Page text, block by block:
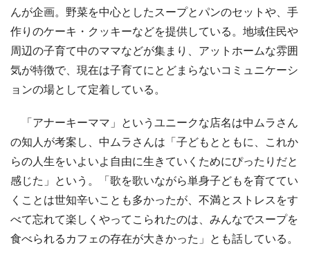
んが企画。野菜を中心としたスープとパンのセットや、手
作りのケーキ・クッキーなどを提供している。地域住民や
周辺の子育て中のママなどが集まり、アットホームな雰囲
気が特徴で、現在は子育てにとどまらないコミュニケーシ
ョンの場として定着している。
「アナーキーママ」というユニークな店名は中ムラさん
の知人が考案し、中ムラさんは「子どもとともに、これか
らの人生をいよいよ自由に生きていくためにぴったりだと
感じた」という。「歌を歌いながら単身子どもを育ててい
くことは世知辛いことも多かったが、不満とストレスをす
べて忘れて楽しくやってこられたのは、みんなでスープを
食べられるカフェの存在が大きかった」とも話している。